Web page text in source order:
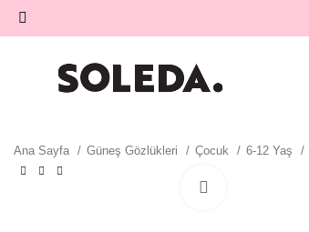
Ana Sayfa Güneş Gözlükleri Çocuk 6-12 Yaş